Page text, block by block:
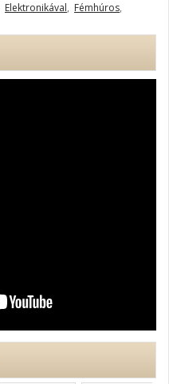
Elektronikával, Fémhúros,